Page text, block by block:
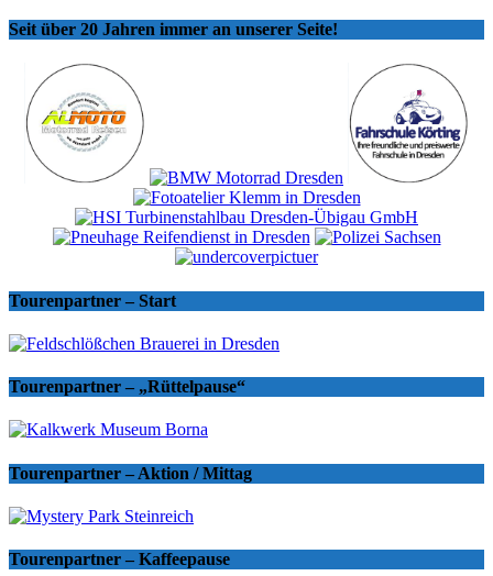
Seit über 20 Jahren immer an unserer Seite!
Tourenpartner – Start
Tourenpartner – „Rüttelpause“
Tourenpartner – Aktion / Mittag
Tourenpartner – Kaffeepause